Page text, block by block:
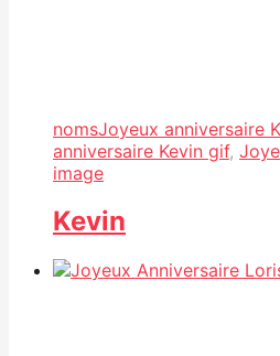
nomsJoyeux anniversaire
anniversaire Kevin gif,
image
Kevin